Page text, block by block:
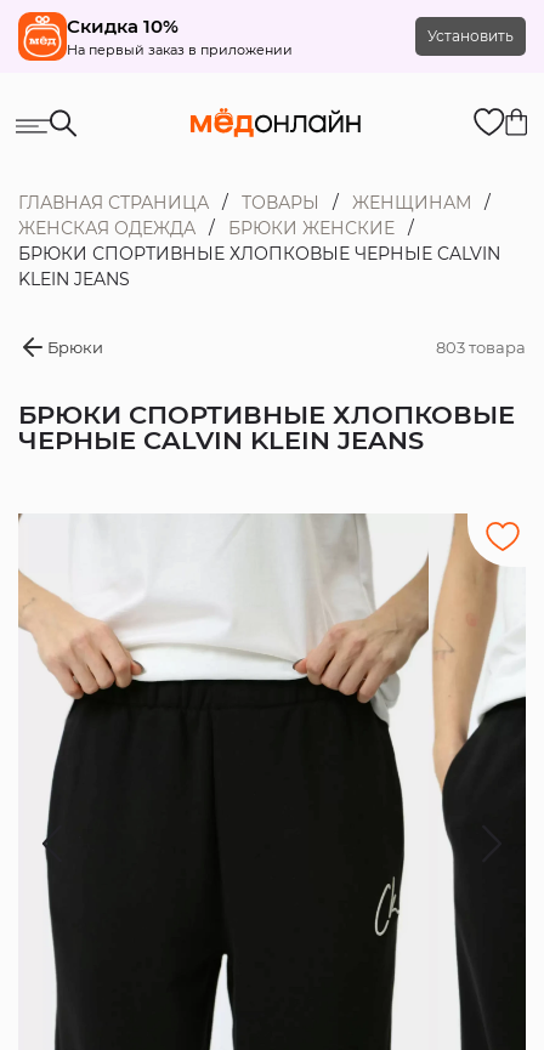
Скидка 10%
На первый заказ в приложении
Установить
ГЛАВНАЯ СТРАНИЦА ТОВАРЫ
ЖЕНЩИНАМ
ЖЕНСКАЯ ОДЕЖДА
БРЮКИ ЖЕНСКИЕ
БРЮКИ СПОРТИВНЫЕ ХЛОПКОВЫЕ ЧЕРНЫЕ CALVIN
KLEIN JEANS
Брюки 803 товара
БРЮКИ СПОРТИВНЫЕ ХЛОПКОВЫЕ
ЧЕРНЫЕ CALVIN KLEIN JEANS